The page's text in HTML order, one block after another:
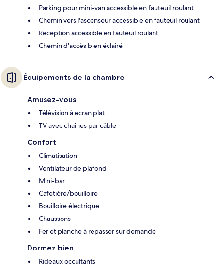
Parking pour mini-van accessible en fauteuil roulant
Chemin vers l'ascenseur accessible en fauteuil roulant
Réception accessible en fauteuil roulant
Chemin d'accès bien éclairé
Équipements de la chambre
Amusez-vous
Télévision à écran plat
TV avec chaînes par câble
Confort
Climatisation
Ventilateur de plafond
Mini-bar
Cafetière/bouilloire
Bouilloire électrique
Chaussons
Fer et planche à repasser sur demande
Dormez bien
Rideaux occultants